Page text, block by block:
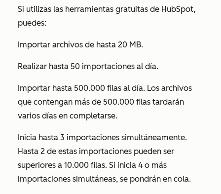
Si utilizas las herramientas gratuitas de HubSpot,
puedes:
Importar archivos de hasta 20 MB.
Realizar hasta 50 importaciones al día.
Importar hasta 500.000 filas al día. Los archivos
que contengan más de 500.000 filas tardarán
varios días en completarse.
Inicia hasta 3 importaciones simultáneamente.
Hasta 2 de estas importaciones pueden ser
superiores a 10.000 filas. Si inicia 4 o más
importaciones simultáneas, se pondrán en cola.